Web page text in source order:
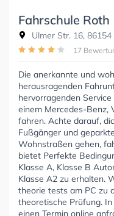
Fahrschule Roth
Ulmer Str. 16,
17
Die anerkannte und
herausragenden
hervorragenden
einem Mercedes-Benz,
fahren. Achte darauf,
Fußgänger und
Wohnstraßen gehen,
bietet Perfekte
Klasse A, Klasse B
Klasse A2 zu erhalten.
theorie tests am PC zu
theoretische Prüfung.
einen Termin online